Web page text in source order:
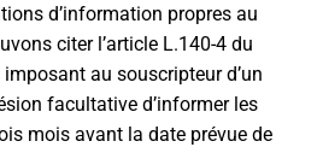
d’information propres au
citer l’article L.140-4 du
au souscripteur d’un
facultative d’informer les
mois avant la date prévue de